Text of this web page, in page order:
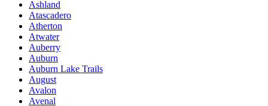
Ashland
Atascadero
Atherton
Atwater
Auberry
Auburn
Auburn Lake Trails
August
Avalon
Avenal